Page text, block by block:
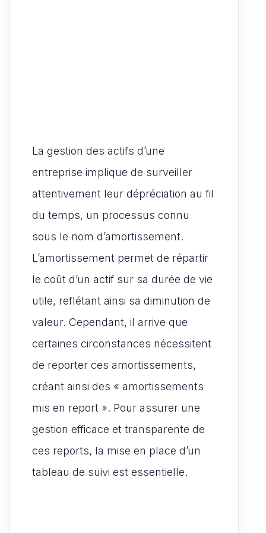
La gestion des actifs d’une
entreprise implique de surveiller
attentivement leur dépréciation au fil
du temps, un processus connu
sous le nom d’amortissement.
L’amortissement permet de répartir
le coût d’un actif sur sa durée de vie
utile, reflétant ainsi sa diminution de
valeur. Cependant, il arrive que
certaines circonstances nécessitent
de reporter ces amortissements,
créant ainsi des « amortissements
mis en report ». Pour assurer une
gestion efficace et transparente de
ces reports, la mise en place d’un
tableau de suivi est essentielle.